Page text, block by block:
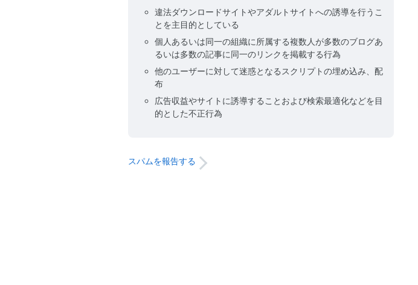
違法ダウンロードサイトやアダルトサイトへの誘導を行うこ
とを主目的としている
個人あるいは同一の組織に所属する複数人が多数のブログあ
るいは多数の記事に同一のリンクを掲載する行為
他のユーザーに対して迷惑となるスクリプトの埋め込み、配
布
広告収益やサイトに誘導することおよび検索最適化などを目
的とした不正行為
スパムを報告する